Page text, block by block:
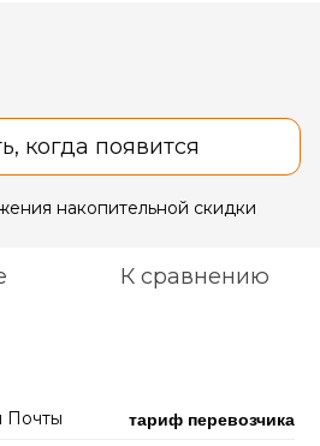
когда появится
накопительной скидки
К сравнению
Почты тариф перевозчика